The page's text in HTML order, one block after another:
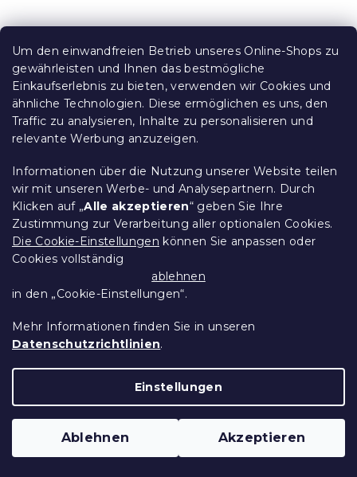
Um den einwandfreien Betrieb unseres Online-Shops zu
gewährleisten und Ihnen das bestmögliche
Einkaufserlebnis zu bieten, verwenden wir Cookies und
ähnliche Technologien. Diese ermöglichen es uns, den
Traffic zu analysieren, Inhalte zu personalisieren und
relevante Werbung anzuzeigen.
Informationen über die Nutzung unserer Website teilen
wir mit unseren Werbe- und Analysepartnern. Durch
Klicken auf „Alle akzeptieren“ geben Sie Ihre
Zustimmung zur Verarbeitung aller optionalen Cookies.
Die Cookie-Einstellungen können Sie anpassen oder
Cookies vollständig
ablehnen
in den „Cookie-Einstellungen“.
Mehr Informationen finden Sie in unseren
Datenschutzrichtlinien.
Einstellungen
Ablehnen Akzeptieren
3D Bettwäsche aus Mikrofaser TEDDY
MIT SCHLEIFE cremefarben
Auf Lager(>10 Stücke)
16,80 € In Den Warenkorb
10 % Rabattcode: